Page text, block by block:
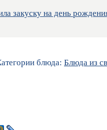
закуску на день
блюда: Блюда из